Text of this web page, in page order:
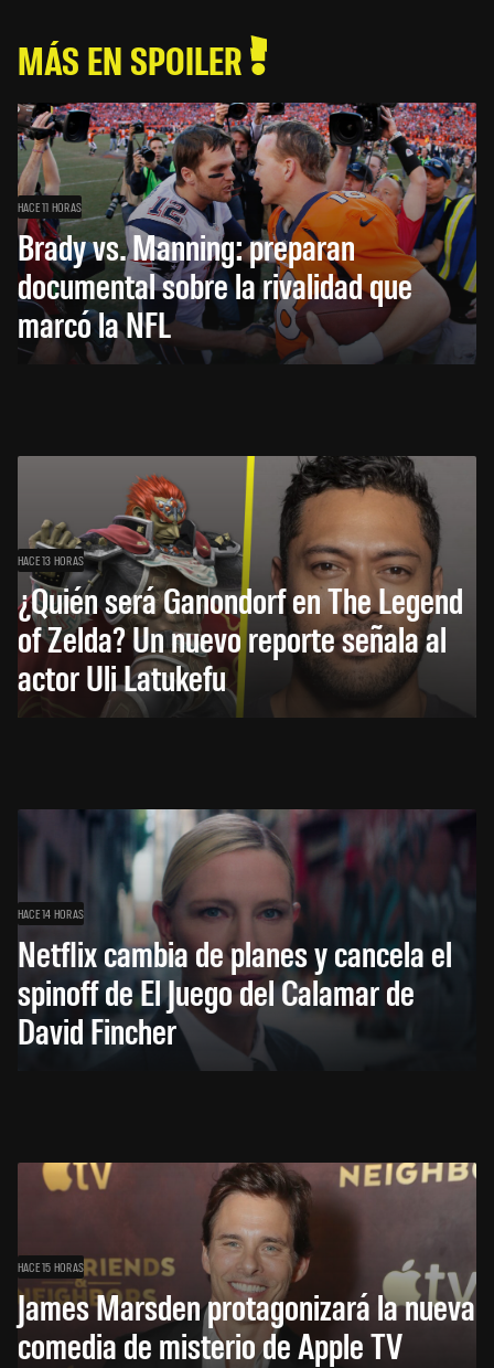
MÁS EN SPOILER
HACE 11 HORAS
Brady vs. Manning: preparan
documental sobre la rivalidad que
marcó la NFL
HACE 13 HORAS
¿Quién será Ganondorf en The Legend
of Zelda? Un nuevo reporte señala al
actor Uli Latukefu
HACE 14 HORAS
Netflix cambia de planes y cancela el
spinoff de El Juego del Calamar de
David Fincher
HACE 15 HORAS
James Marsden protagonizará la nueva
comedia de misterio de Apple TV